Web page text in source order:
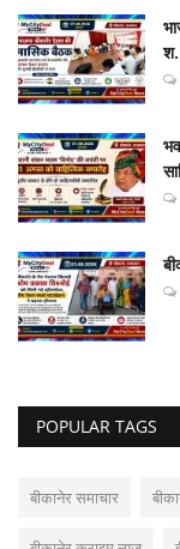
POPULAR TAGS
बीकानेर समाचार